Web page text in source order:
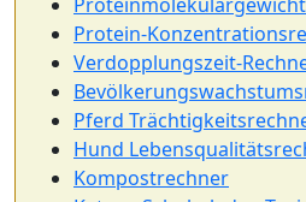
Protein-
Verdopplungszeit-
Pferd
Hund
Kompostrechner